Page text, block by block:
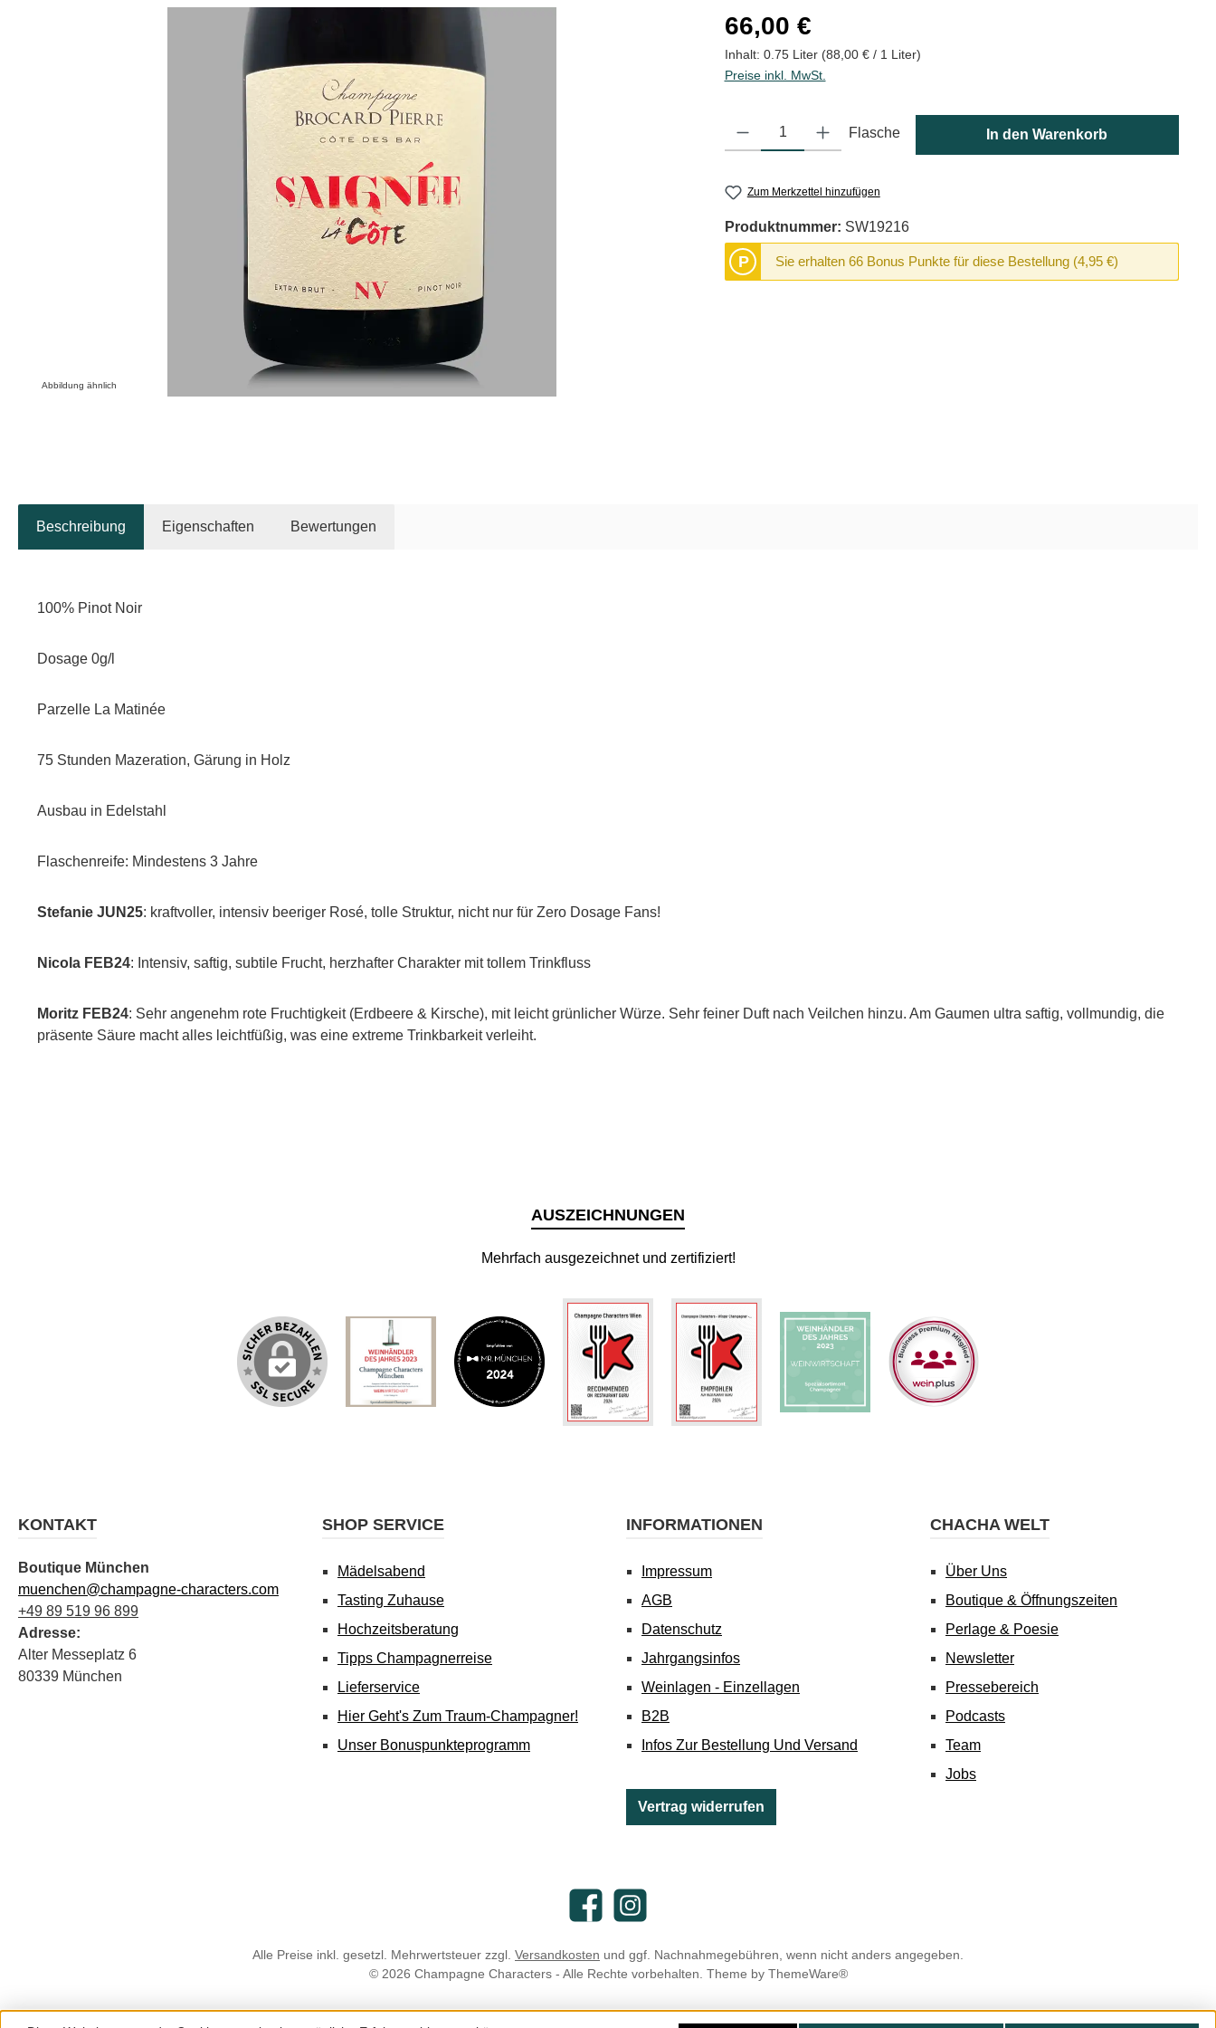
Abbildung ähnlich
Regulärer Preis:
66,00 €
Inhalt: 0.75 Liter (88,00 € / 1 Liter)
Preise inkl. MwSt.
Produkt Anzahl: Gib den gewünschten Wert ein oder benutze die Schaltflächen um
Flasche In den Warenkorb
Zum Merkzettel hinzufügen
Produktnummer: SW19216
P Sie erhalten 66 Bonus Punkte für diese Bestellung (4,95 €)
Beschreibung Eigenschaften Bewertungen
100% Pinot Noir
Dosage 0g/l
Parzelle La Matinée
75 Stunden Mazeration, Gärung in Holz
Ausbau in Edelstahl
Flaschenreife: Mindestens 3 Jahre
Stefanie JUN25: kraftvoller, intensiv beeriger Rosé, tolle Struktur, nicht nur für Zero Dosage Fans!
Nicola FEB24: Intensiv, saftig, subtile Frucht, herzhafter Charakter mit tollem Trinkfluss
Moritz FEB24: Sehr angenehm rote Fruchtigkeit (Erdbeere & Kirsche), mit leicht grünlicher Würze. Sehr feiner Duft nach Veilchen hinzu. Am Gaumen ultra saftig, vollmundig, die
präsente Säure macht alles leichtfüßig, was eine extreme Trinkbarkeit verleiht.
AUSZEICHNUNGEN
Mehrfach ausgezeichnet und zertifiziert!
KONTAKT
Boutique München
muenchen@champagne-characters.com
+49 89 519 96 899
Adresse:
Alter Messeplatz 6
80339 München
SHOP SERVICE
Mädelsabend
Tasting Zuhause
Hochzeitsberatung
Tipps Champagnerreise
Lieferservice
Hier Geht's Zum Traum-Champagner!
Unser Bonuspunkteprogramm
INFORMATIONEN
Impressum
AGB
Datenschutz
Jahrgangsinfos
Weinlagen - Einzellagen
B2B
Infos Zur Bestellung Und Versand
Vertrag widerrufen
CHACHA WELT
Über Uns
Boutique & Öffnungszeiten
Perlage & Poesie
Newsletter
Pressebereich
Podcasts
Team
Jobs
FacebookInstagram
Alle Preise inkl. gesetzl. Mehrwertsteuer zzgl. Versandkosten und ggf. Nachnahmegebühren, wenn nicht anders angegeben.
© 2026 Champagne Characters - Alle Rechte vorbehalten. Theme by ThemeWare®